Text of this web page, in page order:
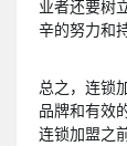
业者还要树
辛的努力和
总之，连锁
品牌和有效
连锁加盟之